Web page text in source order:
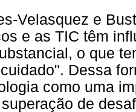
Velasquez e
e as TIC têm
o que
Dessa
como uma
de